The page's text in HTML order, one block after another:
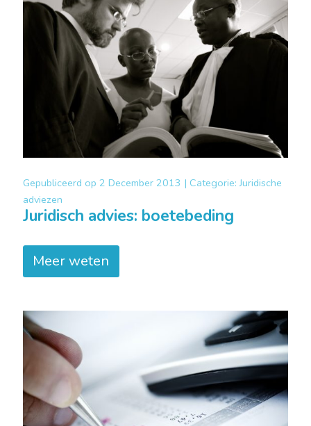
Gepubliceerd op 2 December 2013 | Categorie:Juridische
adviezen
Juridisch advies: boetebeding
Meer weten